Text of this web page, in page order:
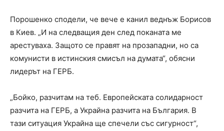
Порошенко сподели, че вече е канил веднъж Борисов
в Киев. „И на следващия ден след поканата ме
арестуваха. Защото се правят на прозападни, но са
комунисти в истинския смисъл на думата“, обясни
лидерът на ГЕРБ.
„Бойко, разчитам на теб. Европейската солидарност
разчита на ГЕРБ, а Украйна разчита на България. В
тази ситуация Украйна ще спечели със сигурност“,